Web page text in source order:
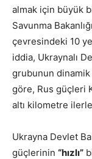
almak için büyük
Savunma
çevresindeki 10
iddia, Ukraynalı
grubunun dinamik
göre, Rus güçleri
altı kilometre
Ukrayna Devlet
güçlerinin “hızlı”